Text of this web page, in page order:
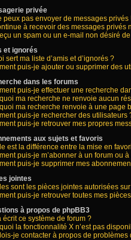
privée
peux pas envoyer de messages privés
à recevoir des messages privés
un spam ou un e-mail non désiré
et ignorés
sert ma liste d’amis et d’ignorés ?
puis-je ajouter ou supprimer des
dans les forums
puis-je effectuer une recherche
ma recherche ne renvoie aucun
ma recherche renvoie à une page
puis-je rechercher des utilisateurs
puis-je retrouver mes propres
aux sujets et favoris
est la différence entre la mise en
puis-je m’abonner à un forum ou
puis-je supprimer mes
jointes
sont les pièces jointes autorisées
puis-je retrouver toutes mes
à propos de phpBB3
écrit ce système de forum ?
la fonctionnalité X n’est pas
je contacter à propos de problèmes